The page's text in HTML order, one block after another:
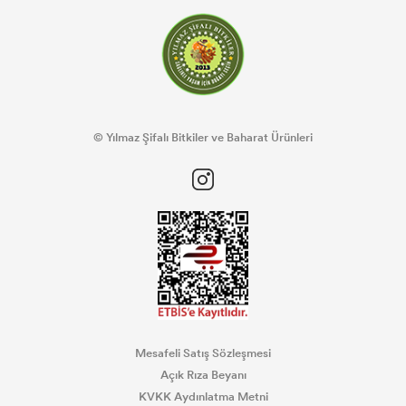
© Yılmaz Şifalı Bitkiler ve Baharat Ürünleri
Mesafeli Satış Sözleşmesi
Açık Rıza Beyanı
KVKK Aydınlatma Metni